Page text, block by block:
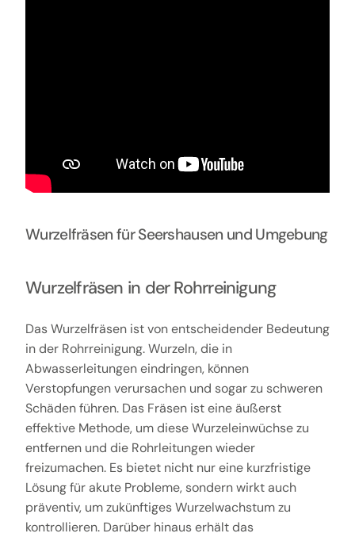
Wurzelfräsen für Seershausen und Umgebung
Wurzelfräsen in der Rohrreinigung
Das Wurzelfräsen ist von entscheidender Bedeutung
in der Rohrreinigung. Wurzeln, die in
Abwasserleitungen eindringen, können
Verstopfungen verursachen und sogar zu schweren
Schäden führen. Das Fräsen ist eine äußerst
effektive Methode, um diese Wurzeleinwüchse zu
entfernen und die Rohrleitungen wieder
freizumachen. Es bietet nicht nur eine kurzfristige
Lösung für akute Probleme, sondern wirkt auch
präventiv, um zukünftiges Wurzelwachstum zu
kontrollieren. Darüber hinaus erhält das